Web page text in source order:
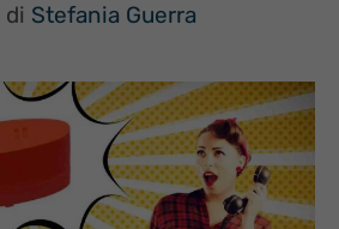
di Stefania Guerra